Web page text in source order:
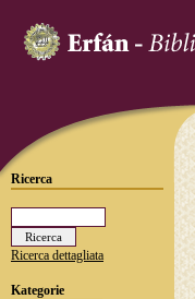
Ricerca
Ricerca dettagliata
Kategorie